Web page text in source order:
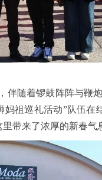
随着锣鼓阵阵与鞭
祖巡礼活动”队伍在
带来了浓厚的新春气